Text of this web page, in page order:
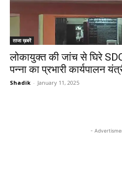
ताजा ख़बरें
लोकायुक्त की जांच से घिरे
पन्ना का प्रभारी कार्यपालन
Shadik - January 11, 2025
-